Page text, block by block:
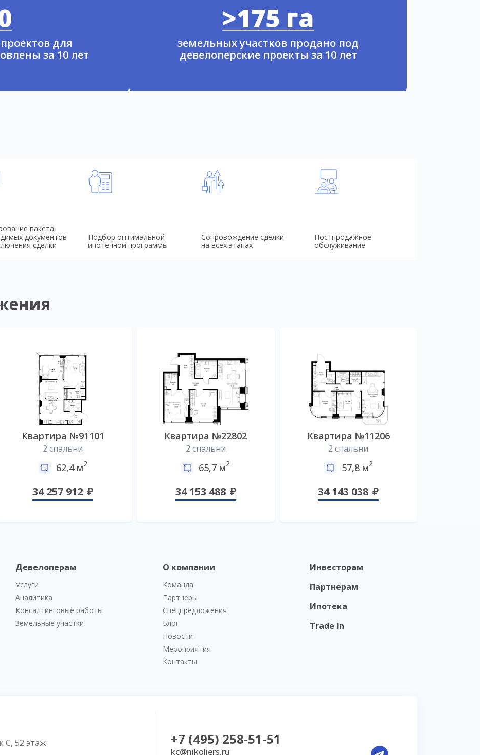
для
за 10 лет
>175 га
земельных участков продано под
девелоперские проекты за 10 лет
пакета
документов
сделки
Подбор оптимальной
ипотечной программы
Сопровождение сделки
на всех этапах
Постпродажное
обслуживание
Квартира №91101
2 спальни
62,4 м2
34 257 912
Квартира №22802
2 спальни
65,7 м2
34 153 488
Квартира №11206
2 спальни
57,8 м2
34 143 038
Девелоперам
Услуги
Аналитика
Консалтинговые работы
Земельные участки
О компании
Команда
Партнеры
Спецпредложения
Блог
Новости
Мероприятия
Контакты
Инвесторам
Партнерам
Ипотека
Trade In
С, 52 этаж
+7 (495) 258-51-51
kc@nikoliers.ru